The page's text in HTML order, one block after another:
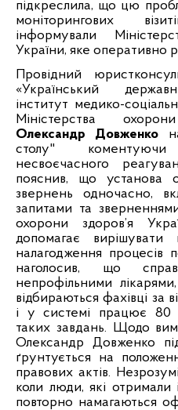
підкреслила, що цю
моніторингових
інформували
України, яке оперативно
Провідний
«Український
інститут медико-
Міністерства
Олександр Довженко
столу"
несвоєчасного
пояснив, що установа
звернень одночасно,
запитами та
охорони здоров’я
допомагає
налагодження процесів
наголосив, що
непрофільними
відбираються фахівці за
і у системі працює 80
таких завдань. Щодо
Олександр Довженко
ґрунтується на
правових актів.
коли люди, які отримали
повторно намагаються